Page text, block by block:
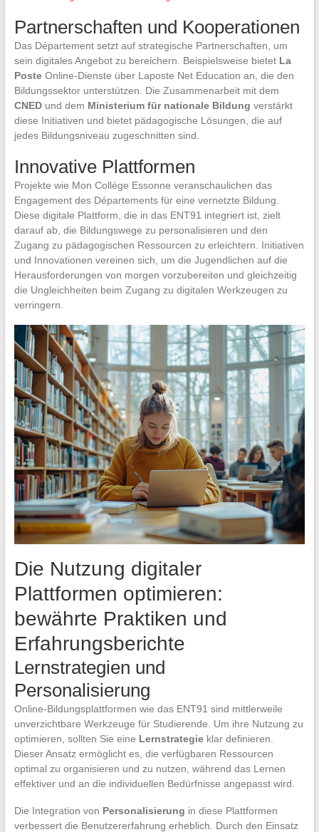
Partnerschaften und Kooperationen
Das Département setzt auf strategische Partnerschaften, um
sein digitales Angebot zu bereichern. Beispielsweise bietet La
PosteOnline-Dienste über Laposte Net Education an, die den
Bildungssektor unterstützen. Die Zusammenarbeit mit dem
CNEDund dem Ministerium für nationale Bildung verstärkt
diese Initiativen und bietet pädagogische Lösungen, die auf
jedes Bildungsniveau zugeschnitten sind.
Innovative Plattformen
Projekte wie Mon Collège Essonne veranschaulichen das
Engagement des Départements für eine vernetzte Bildung.
Diese digitale Plattform, die in das ENT91 integriert ist, zielt
darauf ab, die Bildungswege zu personalisieren und den
Zugang zu pädagogischen Ressourcen zu erleichtern. Initiativen
und Innovationen vereinen sich, um die Jugendlichen auf die
Herausforderungen von morgen vorzubereiten und gleichzeitig
die Ungleichheiten beim Zugang zu digitalen Werkzeugen zu
verringern.
Die Nutzung digitaler
Plattformen optimieren:
bewährte Praktiken und
Erfahrungsberichte
Lernstrategien und
Personalisierung
Online-Bildungsplattformen wie das ENT91 sind mittlerweile
unverzichtbare Werkzeuge für Studierende. Um ihre Nutzung zu
optimieren, sollten Sie eine Lernstrategieklar definieren.
Dieser Ansatz ermöglicht es, die verfügbaren Ressourcen
optimal zu organisieren und zu nutzen, während das Lernen
effektiver und an die individuellen Bedürfnisse angepasst wird.
Die Integration von Personalisierung in diese Plattformen
verbessert die Benutzererfahrung erheblich. Durch den Einsatz